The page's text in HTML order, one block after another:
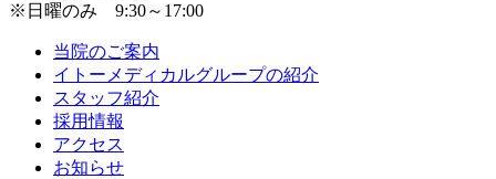
※日曜のみ 9:30～17:00
当院のご案内
イトーメディカルグループの紹介
スタッフ紹介
採用情報
アクセス
お知らせ